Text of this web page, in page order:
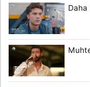
Daha